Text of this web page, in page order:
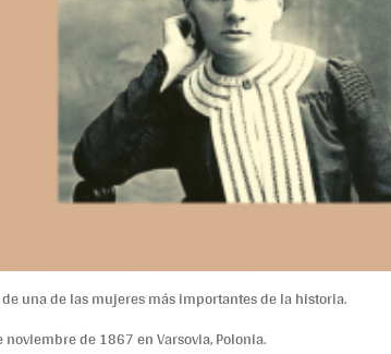
una de las mujeres más importantes de la historia.
de 1867 en Varsovia, Polonia.